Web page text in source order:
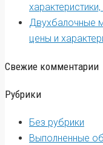
Двухбалочные
цены и
Свежие комментарии
Рубрики
Без рубрики
Выполненные